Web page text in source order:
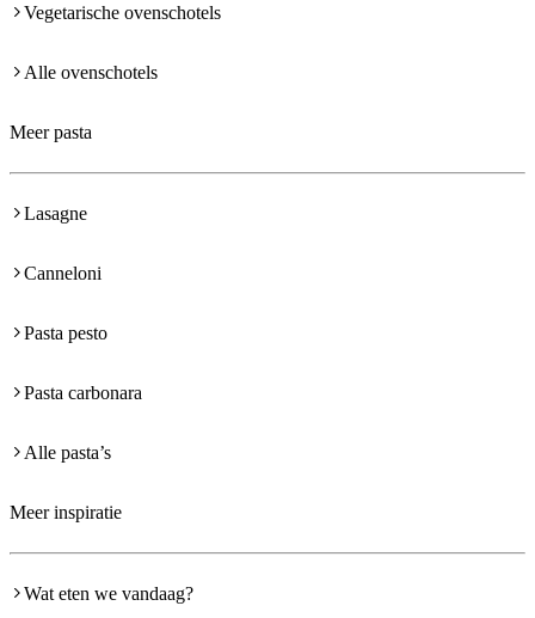
Vegetarische ovenschotels
Alle ovenschotels
Meer pasta
Lasagne
Canneloni
Pasta pesto
Pasta carbonara
Alle pasta’s
Meer inspiratie
Wat eten we vandaag?